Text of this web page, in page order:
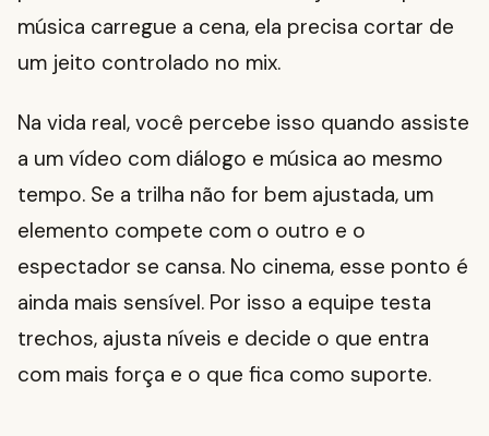
música carregue a cena, ela precisa cortar de
um jeito controlado no mix.
Na vida real, você percebe isso quando assiste
a um vídeo com diálogo e música ao mesmo
tempo. Se a trilha não for bem ajustada, um
elemento compete com o outro e o
espectador se cansa. No cinema, esse ponto é
ainda mais sensível. Por isso a equipe testa
trechos, ajusta níveis e decide o que entra
com mais força e o que fica como suporte.